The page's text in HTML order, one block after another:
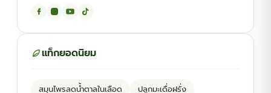
แท็กยอดนิยม
สมุนไพรลดน้ำตาลในเลือด
ปลูกมะเดื่อฝรั่ง